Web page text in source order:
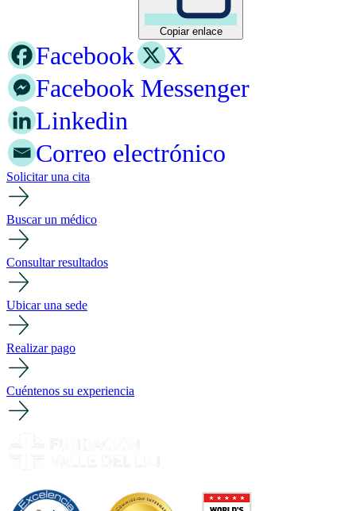
Copiar enlace
Facebook
X
Facebook Messenger
Linkedin
Correo electrónico
Solicitar una cita
Buscar un médico
Consultar resultados
Ubicar una sede
Realizar pago
Cuéntenos su experiencia